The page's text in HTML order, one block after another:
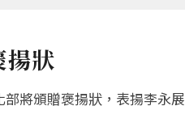
揚狀
將頒贈褒揚狀，表揚李永